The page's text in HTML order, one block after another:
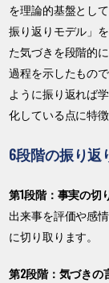
を理論的基盤とし
振り返りモデル」
た気づきを段階的
過程を示したもの
ように振り返れば
化している点に特徴
6段階の振り返
第1段階：事実の切
出来事を評価や感
に切り取ります。
第2段階：気づきの